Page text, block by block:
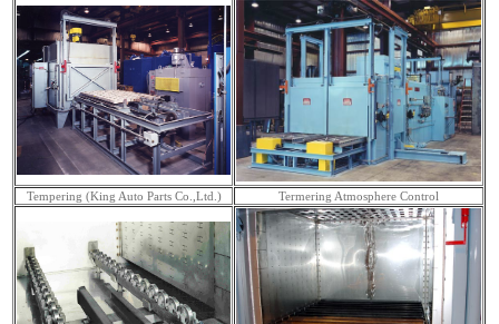
Tempering (King Auto Parts Co.,Ltd.) Termering Atmosphere Control